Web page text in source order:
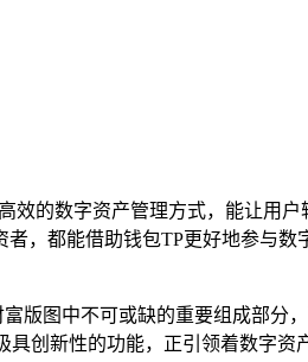
的数字资产管理方式，能让用
，都能借助钱包TP更好地参与数
图中不可或缺的重要组成部分
创新性的功能，正引领着数字资